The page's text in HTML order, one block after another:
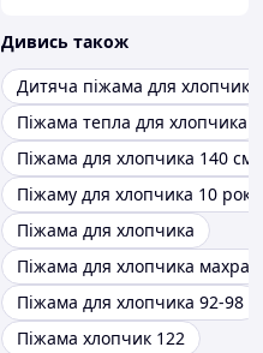
Дивись також
Дитяча піжама для хлопчика
Піжама тепла для хлопчика
Піжама для хлопчика 140 см
Піжаму для хлопчика 10
Піжама для хлопчика
Піжама для хлопчика махра
Піжама для хлопчика 92-98
Піжама хлопчик 122